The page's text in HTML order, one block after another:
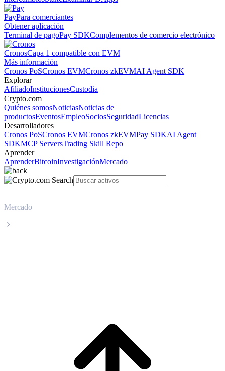
PayPara comerciantes
Obtener aplicación
Terminal de pagoPay SDKComplementos de comercio electrónico
CronosCapa 1 compatible con EVM
Más información
Cronos PoSCronos EVMCronos zkEVMAI Agent SDK
Explorar
AfiliadoInstitucionesCustodia
Crypto.com
Quiénes somosNoticiasNoticias de
productosEventosEmpleoSociosSeguridadLicencias
Desarrolladores
Cronos PoSCronos EVMCronos zkEVMPay SDKAI Agent
SDKMCP ServersTrading Skill Repo
Aprender
AprenderBitcoinInvestigaciónMercado
Mercado